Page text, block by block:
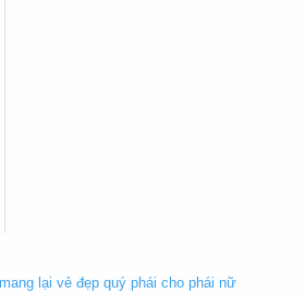
lại vẻ đẹp quý phái cho phái nữ